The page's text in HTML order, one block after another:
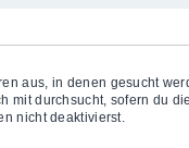
aus, in denen gesucht
mit durchsucht, sofern du
nicht deaktivierst.